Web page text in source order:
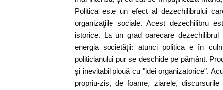
Politica este un efect al dezechilibrului
organizaţiile sociale. Acest dezechilibru
istorice. La un grad oarecare
energia societăţii: atunci politica e în
politicianului pur se deschide pe pământ.
şi inevitabil plouă cu "idei organizatorice".
propriu-zis, de foame, ziarele,